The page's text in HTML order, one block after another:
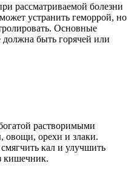
рассматриваемой болезни
устранить геморрой, но
Основные
быть горячей или
растворимыми
овощи, орехи и злаки.
кал и улучшить
кишечник.